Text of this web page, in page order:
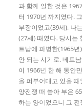
과 함께 일한 것은
터 1970년 까지였다.
부장이었고(39세), 나
(27세) 때였다. 당시는
트남에 파병한(1965년
안 되는 시기로, 베트
이 1966년 한 해 동안
을 퍼부어대고 있을
양전쟁 때 쏟아 부은
하는 양이었으니 그